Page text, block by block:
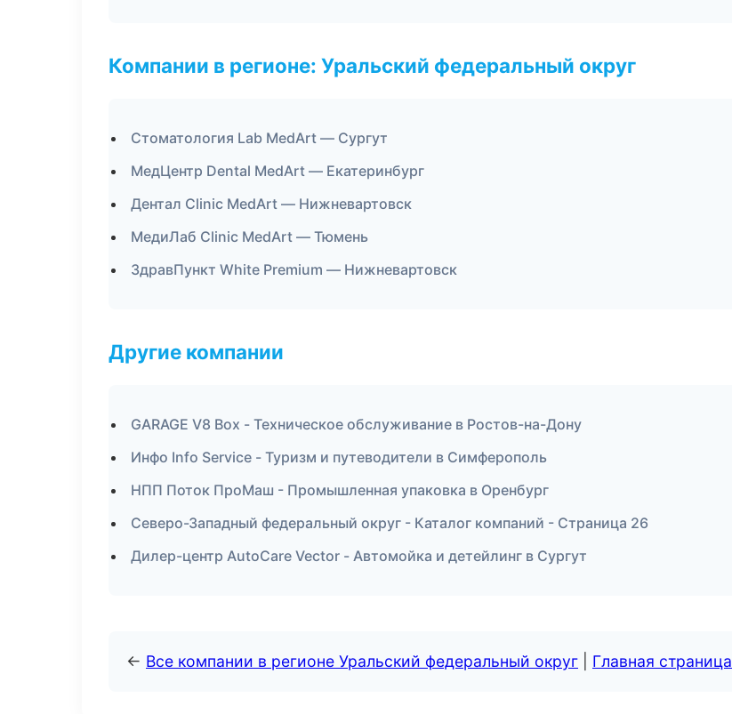
Компании в регионе: Уральский федеральный округ
Стоматология Lab MedArt — Сургут
МедЦентр Dental MedArt — Екатеринбург
Дентал Clinic MedArt — Нижневартовск
МедиЛаб Clinic MedArt — Тюмень
ЗдравПункт White Premium — Нижневартовск
Другие компании
GARAGE V8 Box - Техническое обслуживание в Ростов-на-Дону
Инфо Info Service - Туризм и путеводители в Симферополь
НПП Поток ПроМаш - Промышленная упаковка в Оренбург
Северо-Западный федеральный округ - Каталог компаний - Страница 26
Дилер-центр AutoCare Vector - Автомойка и детейлинг в Сургут
← Все компании в регионе Уральский федеральный округ Главная страница